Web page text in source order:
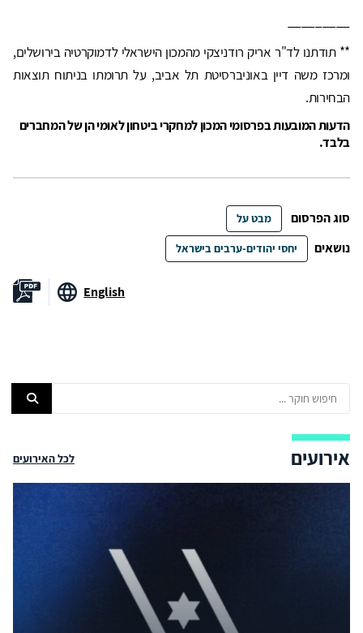
** תודתנו לד"ר אריק רודניצקי מהמכון הישראלי לדמוקרטיה בירושלים,
ומרכז משה דיין באוניברסיטת תל אביב, על תרומתו בניתוח תוצאות
הבחירות.
הדעות המובעות בפרסומי המכון למחקרי ביטחון לאומי הן של המחברים
בלבד.
סוג הפרסום מבט על
נושאים יחסי יהודים-ערבים בישראל
English
אירועים לכל האירועים